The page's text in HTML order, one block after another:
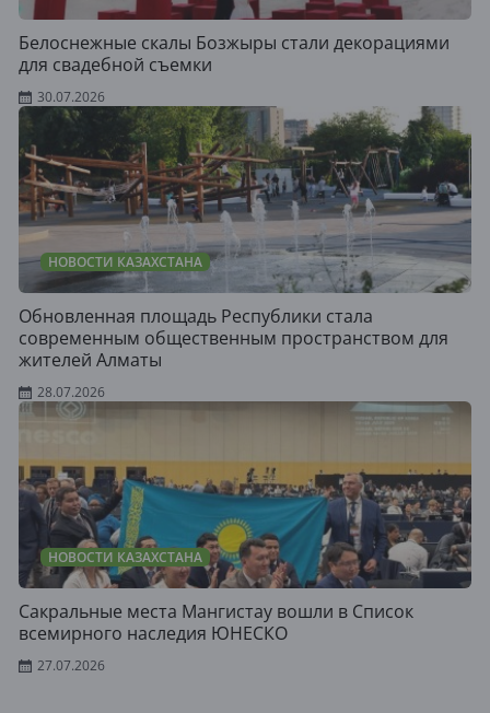
Белоснежные скалы Бозжыры стали декорациями
для свадебной съемки
30.07.2026
НОВОСТИ КАЗАХСТАНА
Обновленная площадь Республики стала
современным общественным пространством для
жителей Алматы
28.07.2026
НОВОСТИ КАЗАХСТАНА
Сакральные места Мангистау вошли в Список
всемирного наследия ЮНЕСКО
27.07.2026